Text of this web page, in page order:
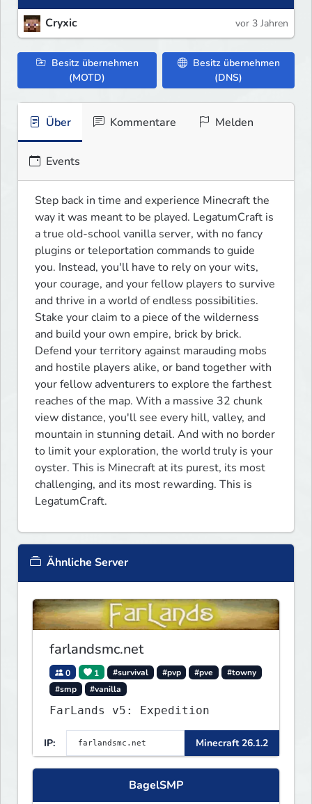
Cryxic vor 3 Jahren
Besitz übernehmen
(MOTD)
Besitz übernehmen
(DNS)
Über Kommentare Melden
Events
Step back in time and experience Minecraft the
way it was meant to be played. LegatumCraft is
a true old-school vanilla server, with no fancy
plugins or teleportation commands to guide
you. Instead, you'll have to rely on your wits,
your courage, and your fellow players to survive
and thrive in a world of endless possibilities.
Stake your claim to a piece of the wilderness
and build your own empire, brick by brick.
Defend your territory against marauding mobs
and hostile players alike, or band together with
your fellow adventurers to explore the farthest
reaches of the map. With a massive 32 chunk
view distance, you'll see every hill, valley, and
mountain in stunning detail. And with no border
to limit your exploration, the world truly is your
oyster. This is Minecraft at its purest, its most
challenging, and its most rewarding. This is
LegatumCraft.
Ähnliche Server
farlandsmc.net
0 1 #survival #pvp #pve
#towny
#smp
#vanilla
FarLands v5: Expedition
IP: Minecraft 26.1.2
BagelSMP